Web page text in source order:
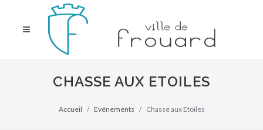
CHASSE AUX ETOILES
Accueil Evénements Chasse aux Etoiles